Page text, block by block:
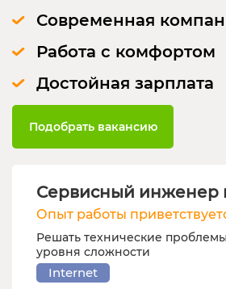
Современная
Работа с комфортом
Достойная зарплата
Подобрать вакансию
Сервисный инженер
Опыт работы
Решать технические
уровня сложности
Internet